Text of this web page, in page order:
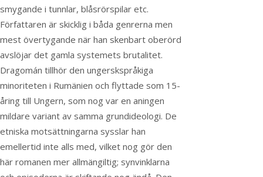
smygande i tunnlar, blåsrörspilar etc.
Författaren är skicklig i båda genrerna men
mest övertygande när han skenbart oberörd
avslöjar det gamla systemets brutalitet.
Dragomán tillhör den ungerskspråkiga
minoriteten i Rumänien och flyttade som 15-
åring till Ungern, som nog var en aningen
mildare variant av samma grundideologi. De
etniska motsättningarna sysslar han
emellertid inte alls med, vilket nog gör den
här romanen mer allmängiltig; synvinklarna